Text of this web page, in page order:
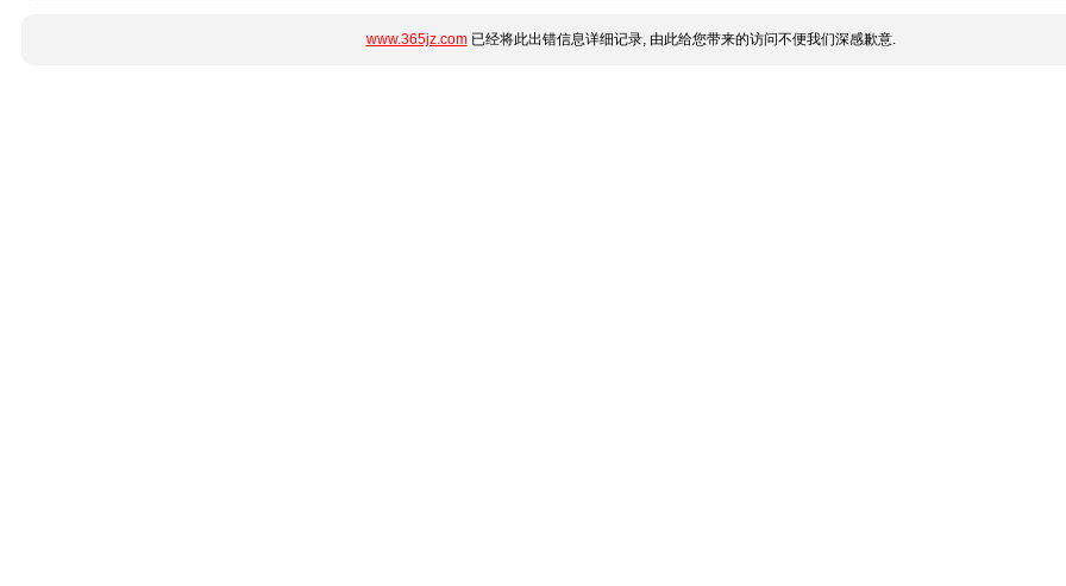
www.365jz.com已经将此出错信息详细记录, 由此给您带来的访问不便我们深感歉意.